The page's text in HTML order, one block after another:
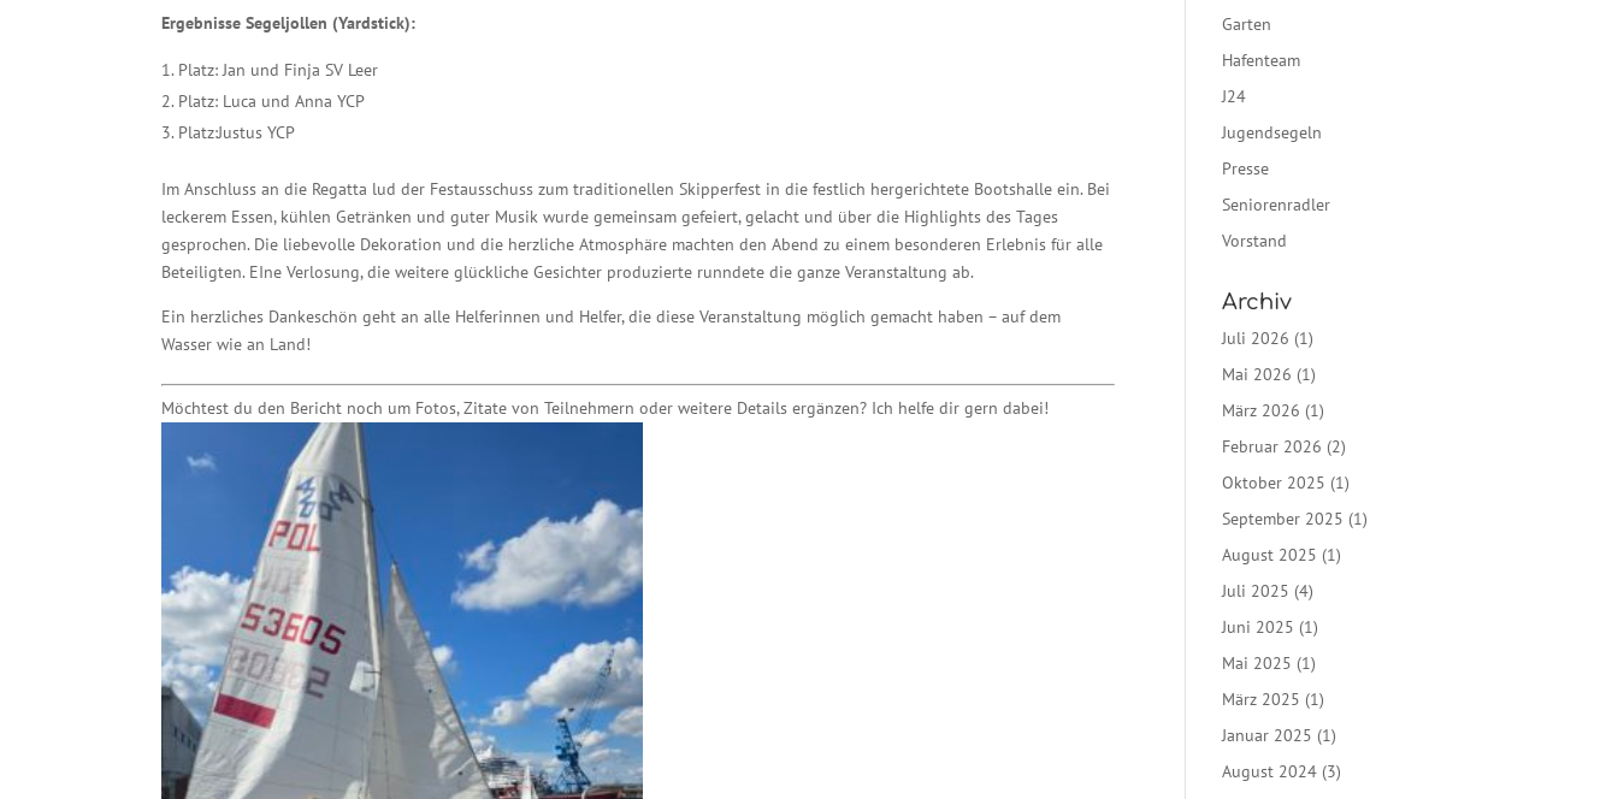
Ergebnisse Segeljollen (Yardstick):
Platz: Jan und Finja SV Leer
Platz: Luca und Anna YCP
Platz:Justus YCP
Im Anschluss an die Regatta lud der Festausschuss zum traditionellen Skipperfest in die festlich hergerichtete Bootshalle ein. Bei
leckerem Essen, kühlen Getränken und guter Musik wurde gemeinsam gefeiert, gelacht und über die Highlights des Tages
gesprochen. Die liebevolle Dekoration und die herzliche Atmosphäre machten den Abend zu einem besonderen Erlebnis für alle
Beteiligten. EIne Verlosung, die weitere glückliche Gesichter produzierte runndete die ganze Veranstaltung ab.
Ein herzliches Dankeschön geht an alle Helferinnen und Helfer, die diese Veranstaltung möglich gemacht haben – auf dem
Wasser wie an Land!
Möchtest du den Bericht noch um Fotos, Zitate von Teilnehmern oder weitere Details ergänzen? Ich helfe dir gern dabei!
Garten
Hafenteam
J24
Jugendsegeln
Presse
Seniorenradler
Vorstand
Archiv
Juli 2026 (1)
Mai 2026 (1)
März 2026 (1)
Februar 2026 (2)
Oktober 2025 (1)
September 2025 (1)
August 2025 (1)
Juli 2025 (4)
Juni 2025 (1)
Mai 2025 (1)
März 2025 (1)
Januar 2025 (1)
August 2024 (3)